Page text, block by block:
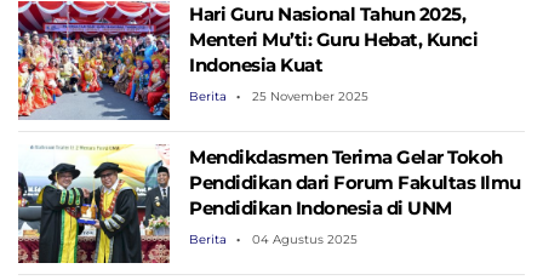
Hari Guru Nasional Tahun 2025,
Menteri Mu’ti: Guru Hebat, Kunci
Indonesia Kuat
Berita 25 November 2025
Mendikdasmen Terima Gelar Tokoh
Pendidikan dari Forum Fakultas Ilmu
Pendidikan Indonesia di UNM
Berita 04 Agustus 2025